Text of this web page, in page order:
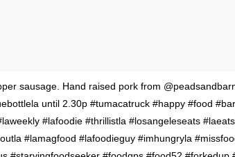
sausage. Hand raised pork from
until 2.30p #tumacatruck #happy #food
#lafoodie #thrillistla #losangeleseats
#lamagfood #lafoodieguy #imhungryla